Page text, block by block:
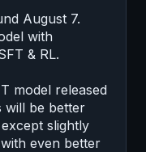
August 7.
with
& RL.
model released
will be better
slightly
even better